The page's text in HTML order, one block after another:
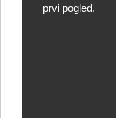
prvi pogled.